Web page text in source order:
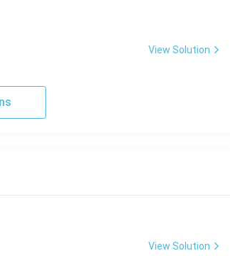
View Solution
View Solution